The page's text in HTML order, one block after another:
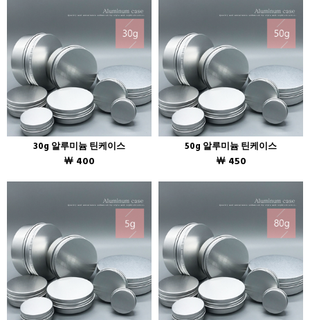
30g 알루미늄 틴케이스
￦ 400
50g 알루미늄 틴케이스
￦ 450